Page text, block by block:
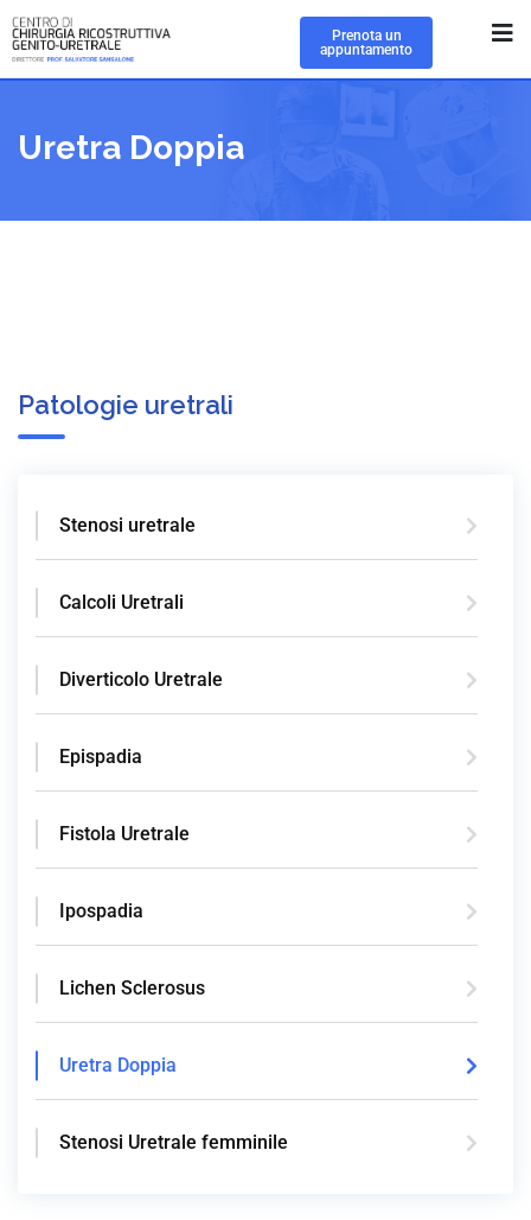
Prenota un
appuntamento
Uretra Doppia
Patologie uretrali
Stenosi uretrale
Calcoli Uretrali
Diverticolo Uretrale
Epispadia
Fistola Uretrale
Ipospadia
Lichen Sclerosus
Uretra Doppia
Stenosi Uretrale femminile